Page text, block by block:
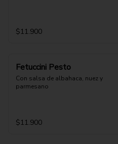
$11.900
Fetuccini Pesto
Con salsa de albahaca, nuez y
parmesano
$11.900